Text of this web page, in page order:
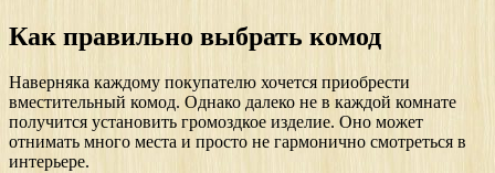
Как правильно выбрать комод
Наверняка каждому покупателю хочется приобрести
вместительный комод. Однако далеко не в каждой комнате
получится установить громоздкое изделие. Оно может
отнимать много места и просто не гармонично смотреться в
интерьере.